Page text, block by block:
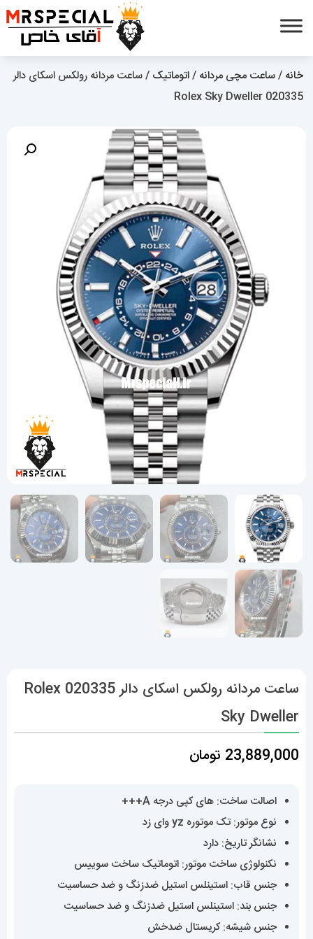
خانه /ساعت مچی مردانه /اتوماتیک / ساعت مردانه رولکس اسکای دالر
020335 Rolex Sky Dweller
ساعت مردانه رولکس اسکای دالر 020335 Rolex
Sky Dweller
23,889,000 تومان
اصالت ساخت: های کپی درجه A+++
نوع موتور: تک موتوره yz وای زد
نشانگر تاریخ: دارد
نکنولوژی ساخت موتور: اتوماتیک ساخت سوییس
جنس قاب: استینلس استیل ضدزنگ و ضد حساسیت
جنس بند: استینلس استیل ضدزنگ و ضد حساسیت
جنس شیشه: کریستال ضدخش